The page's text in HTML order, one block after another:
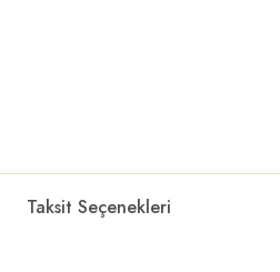
Taksit Seçenekleri